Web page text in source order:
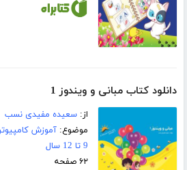
دانلود کتاب مبانی و ویندوز 1
از:سعیده مفیدی نسب
موضوع:آموزش کامپیوتر
9 تا 12 سال
۶۲ صفحه